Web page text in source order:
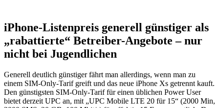
iPhone-Listenpreis generell günstiger als
„rabattierte“ Betreiber-Angebote – nur
nicht bei Jugendlichen
Generell deutlich günstiger fährt man allerdings, wenn man zu
einem SIM-Only-Tarif greift und das neue iPhone Xs getrennt kauft.
Den günstigsten SIM-Only-Tarif für einen üblichen Power User
bietet derzeit UPC an, mit „UPC Mobile LTE 20 für 15“ (2000 Min,